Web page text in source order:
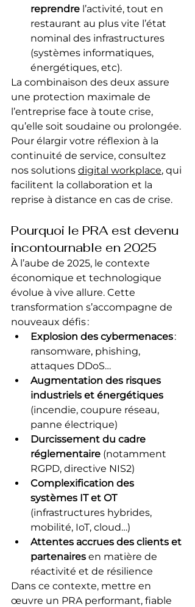
reprendre l’activité, tout en
restaurant au plus vite l’état
nominal des infrastructures
(systèmes informatiques,
énergétiques, etc).
La combinaison des deux assure
une protection maximale de
l’entreprise face à toute crise,
qu’elle soit soudaine ou prolongée.
Pour élargir votre réflexion à la
continuité de service, consultez
nos solutions digital workplace, qui
facilitent la collaboration et la
reprise à distance en cas de crise.
Pourquoi le PRA est devenu
incontournable en 2025
À l’aube de 2025, le contexte
économique et technologique
évolue à vive allure. Cette
transformation s’accompagne de
nouveaux défis :
Explosion des cybermenaces :
ransomware, phishing,
attaques DDoS…
Augmentation des risques
industriels et énergétiques
(incendie, coupure réseau,
panne électrique)
Durcissement du cadre
réglementaire (notamment
RGPD, directive NIS2)
Complexification des
systèmes IT et OT
(infrastructures hybrides,
mobilité, IoT, cloud…)
Attentes accrues des clients et
partenaires en matière de
réactivité et de résilience
Dans ce contexte, mettre en
œuvre un PRA performant, fiable